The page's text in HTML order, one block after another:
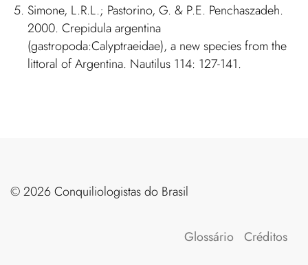
Simone, L.R.L.; Pastorino, G. & P.E. Penchaszadeh.
2000. Crepidula argentina
(gastropoda:Calyptraeidae), a new species from the
littoral of Argentina. Nautilus 114: 127-141.
©️ 2026 Conquiliologistas do Brasil
Glossário Créditos